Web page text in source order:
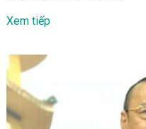
Xem tiếp